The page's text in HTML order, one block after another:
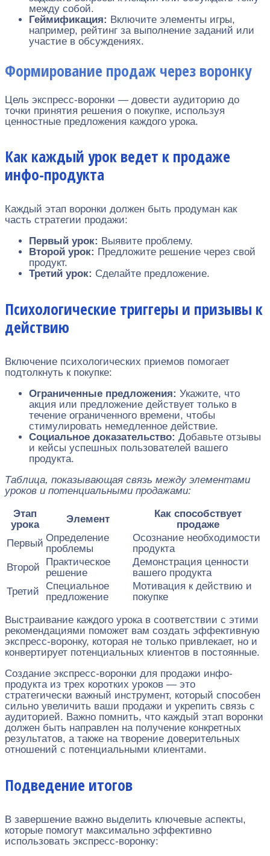
между собой.
Геймификация: Включите элементы игры,
например, рейтинг за выполнение заданий или
участие в обсуждениях.
Формирование продаж через воронку
Цель экспресс-воронки — довести аудиторию до
точки принятия решения о покупке, используя
ценностные предложения каждого урока.
Как каждый урок ведет к продаже
инфо-продукта
Каждый этап воронки должен быть продуман как
часть стратегии продажи:
Первый урок: Выявите проблему.
Второй урок: Предложите решение через свой
продукт.
Третий урок: Сделайте предложение.
Психологические триггеры и призывы к
действию
Включение психологических приемов помогает
подтолкнуть к покупке:
Ограниченные предложения: Укажите, что
акция или предложение действует только в
течение ограниченного времени, чтобы
стимулировать немедленное действие.
Социальное доказательство: Добавьте отзывы
и кейсы успешных пользователей вашего
продукта.
Таблица, показывающая связь между элементами
уроков и потенциальными продажами:
Этап
урока
Элемент
Как способствует
продаже
Первый Определение
проблемы
Осознание необходимости
продукта
Второй
Практическое
решение
Демонстрация ценности
вашего продукта
Третий
Специальное
предложение
Мотивация к действию и
покупке
Выстраивание каждого урока в соответствии с этими
рекомендациями поможет вам создать эффективную
экспресс-воронку, которая не только привлекает, но и
конвертирует потенциальных клиентов в постоянные.
Создание экспресс-воронки для продажи инфо-
продукта из трех коротких уроков — это
стратегически важный инструмент, который способен
сильно увеличить ваши продажи и укрепить связь с
аудиторией. Важно помнить, что каждый этап воронки
должен быть направлен на получение конкретных
результатов, а также на творение доверительных
отношений с потенциальными клиентами.
Подведение итогов
В завершение важно выделить ключевые аспекты,
которые помогут максимально эффективно
использовать экспресс-воронку: